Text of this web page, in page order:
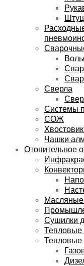
Сверла
Системы
СОЖ
Чашки
Отопительное
Сушилки
Тепловые
Тепловые